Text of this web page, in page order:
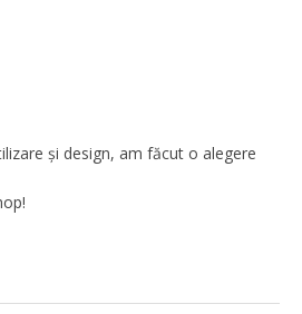
și design, am făcut o alegere